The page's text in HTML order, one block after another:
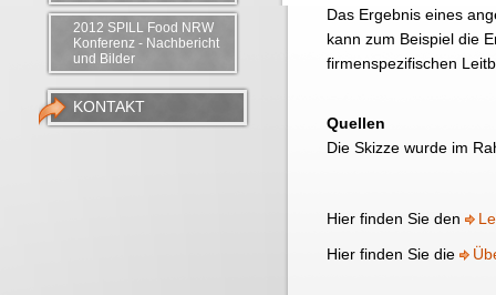
2012 SPILL Food NRW
Konferenz - Nachbericht
und Bilder
KONTAKT
Das Ergebnis eines
kann zum Beispiel die
firmenspezifischen
Quellen
Die Skizze wurde im
Hier finden Sie den
Hier finden Sie die